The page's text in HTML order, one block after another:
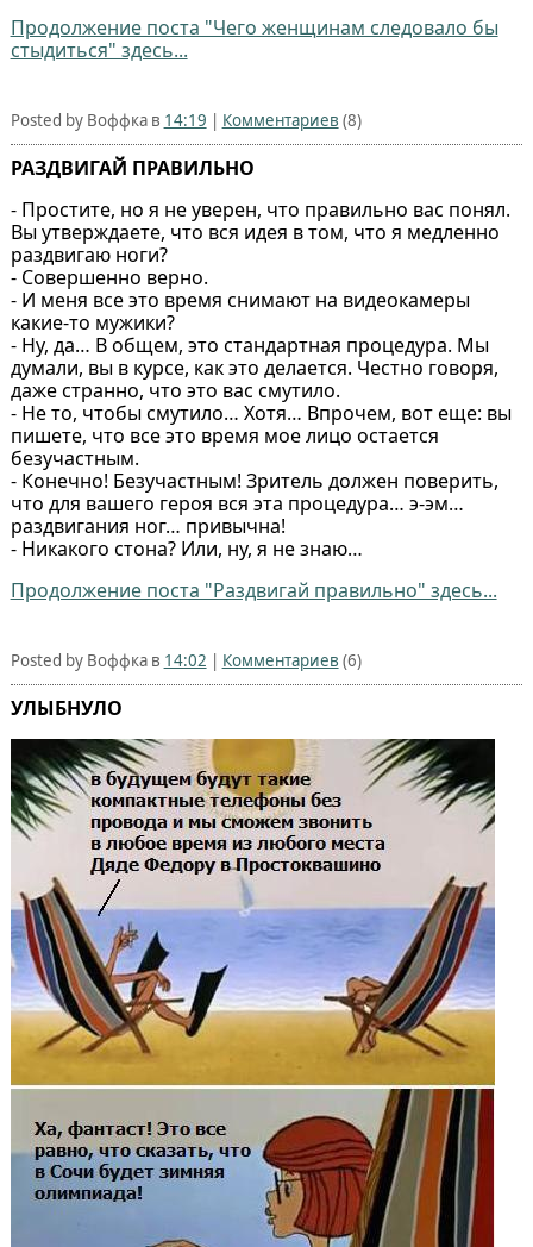
Продолжение поста "Чего женщинам следовало бы
стыдиться" здесь...
Posted by Воффка в 14:19 | Комментариев (8)
РАЗДВИГАЙ ПРАВИЛЬНО
- Простите, но я не уверен, что правильно вас понял.
Вы утверждаете, что вся идея в том, что я медленно
раздвигаю ноги?
- Совершенно верно.
- И меня все это время снимают на видеокамеры
какие-то мужики?
- Ну, да… В общем, это стандартная процедура. Мы
думали, вы в курсе, как это делается. Честно говоря,
даже странно, что это вас смутило.
- Не то, чтобы смутило… Хотя… Впрочем, вот еще: вы
пишете, что все это время мое лицо остается
безучастным.
- Конечно! Безучастным! Зритель должен поверить,
что для вашего героя вся эта процедура… э-эм…
раздвигания ног… привычна!
- Никакого стона? Или, ну, я не знаю…
Продолжение поста "Раздвигай правильно" здесь...
Posted by Воффка в 14:02 | Комментариев (6)
УЛЫБНУЛО